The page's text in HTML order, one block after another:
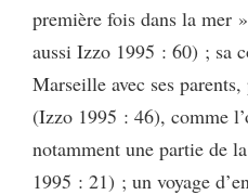
première fois dans la mer
aussi Izzo 1995 : 60) ; sa
Marseille avec ses
(Izzo 1995 : 46), comme
notamment une partie de
1995 : 21) ; un voyage